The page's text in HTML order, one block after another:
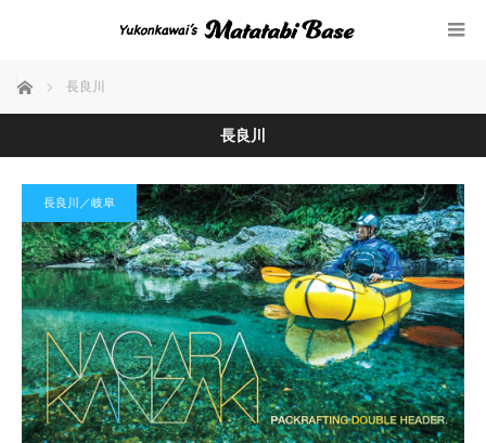
ホーム 長良川
長良川
長良川／岐阜